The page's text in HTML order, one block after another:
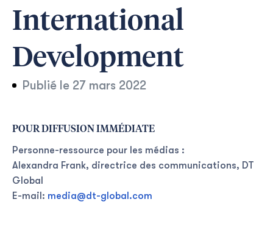
International
Development
Publié le 27 mars 2022
POUR DIFFUSION IMMÉDIATE
Personne-ressource pour les médias :
Alexandra Frank, directrice des communications, DT
Global
E-mail: media@dt-global.com